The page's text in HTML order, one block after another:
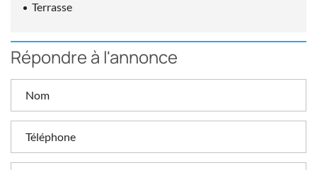
Terrasse
Répondre à l'annonce